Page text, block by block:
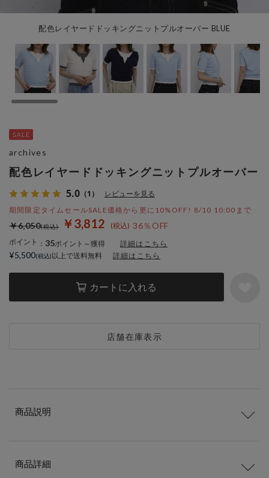
配色レイヤードドッキングニットプルオーバー BLUE
配色レイヤードドッキングニットプルオーバー
5.0 （1） レビューを見る
期間限定タイムセールSALE価格から更に10%OFF! 8/10 10:00まで
￥3,812 36％OFF
￥6,050
ポイント ： 35ポイント～獲得 詳細はこちら
カートに入れる
店舗在庫表示
archives
¥5,500 以上で送料無料 詳細はこちら
商品説明
商品詳細